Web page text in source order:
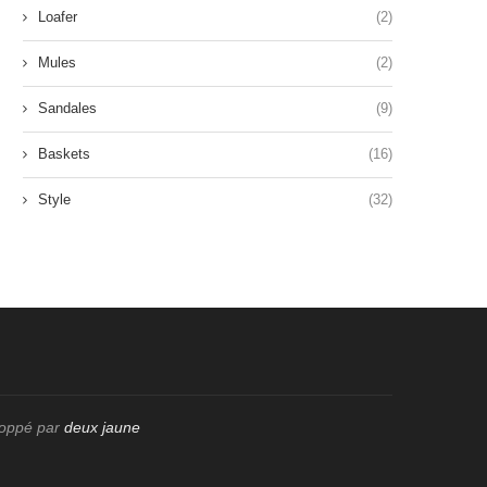
Loafer (2)
Mules (2)
Sandales (9)
Baskets (16)
Style (32)
par deux jaune